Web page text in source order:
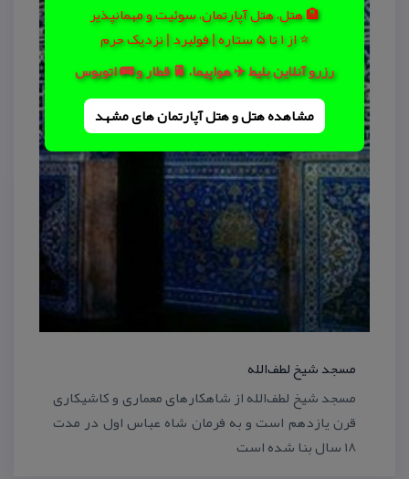
🏨 هتل، هتل آپارتمان، سوئیت و مهمانپذیر
⭐ از 1 تا 5 ستاره | فولبرد | نزدیک حرم
رزرو آنلاین بلیط ✈️ هواپیما، 🚆 قطار و 🚌 اتوبوس
مشاهده هتل و هتل‌ آپارتمان های مشهد
مسجد شیخ لطف‌الله
مسجد شیخ لطف‌الله از شاهكارهای معماری و كاشیكاری
قرن یازدهم است و به فرمان شاه عباس اول در مدت
18 سال بنا شده است